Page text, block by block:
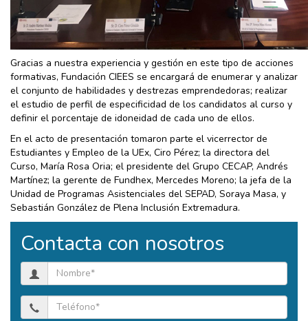
Gracias a nuestra experiencia y gestión en este tipo de acciones
formativas, Fundación CIEES se encargará de enumerar y analizar
el conjunto de habilidades y destrezas emprendedoras; realizar
el estudio de perfil de especificidad de los candidatos al curso y
definir el porcentaje de idoneidad de cada uno de ellos.
En el acto de presentación tomaron parte el vicerrector de
Estudiantes y Empleo de la UEx, Ciro Pérez; la directora del
Curso, María Rosa Oria; el presidente del Grupo CECAP, Andrés
Martínez; la gerente de Fundhex, Mercedes Moreno; la jefa de la
Unidad de Programas Asistenciales del SEPAD, Soraya Masa, y
Sebastián González de Plena Inclusión Extremadura.
Contacta con nosotros